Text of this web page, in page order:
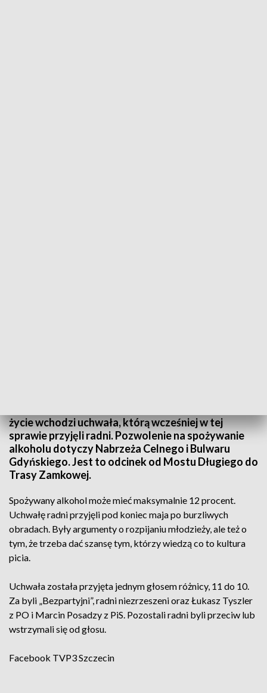
życie wchodzi uchwała, którą wcześniej w tej
sprawie przyjęli radni. Pozwolenie na spożywanie
alkoholu dotyczy Nabrzeża Celnego i Bulwaru
Gdyńskiego. Jest to odcinek od Mostu Długiego do
Trasy Zamkowej.
Spożywany alkohol może mieć maksymalnie 12 procent.
Uchwałę radni przyjęli pod koniec maja po burzliwych
obradach. Były argumenty o rozpijaniu młodzieży, ale też o
tym, że trzeba dać szansę tym, którzy wiedzą co to kultura
picia.
Uchwała została przyjęta jednym głosem różnicy, 11 do 10.
Za byli „Bezpartyjni”, radni niezrzeszeni oraz Łukasz Tyszler
z PO i Marcin Posadzy z PiS. Pozostali radni byli przeciw lub
wstrzymali się od głosu.
Facebook TVP3 Szczecin